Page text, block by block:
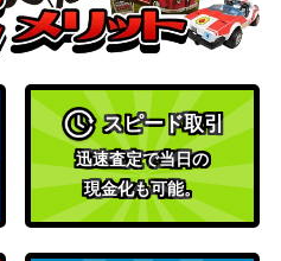
ット
ナイトワンダラー）
150
カーレット＆バイオ
レット
（ブラックボルト）
11,500
サン＆ムーン
（タッグオールスター
1,500
スピード取引
迅速査定で当日の
現金化も可能。